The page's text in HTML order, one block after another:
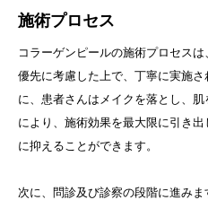
施術プロセス
コラーゲンピールの施術プロセス
優先に考慮した上で、丁寧に実施
に、患者さんはメイクを落とし、
により、施術効果を最大限に引き
に抑えることができます。
次に、問診及び診察の段階に進み